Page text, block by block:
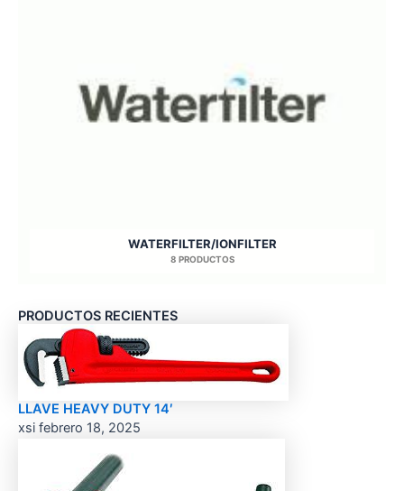
WATERFILTER/IONFILTER
8 PRODUCTOS
PRODUCTOS RECIENTES
LLAVE HEAVY DUTY 14′
xsi febrero 18, 2025